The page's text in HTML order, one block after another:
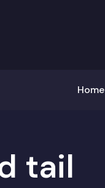
Home
tail